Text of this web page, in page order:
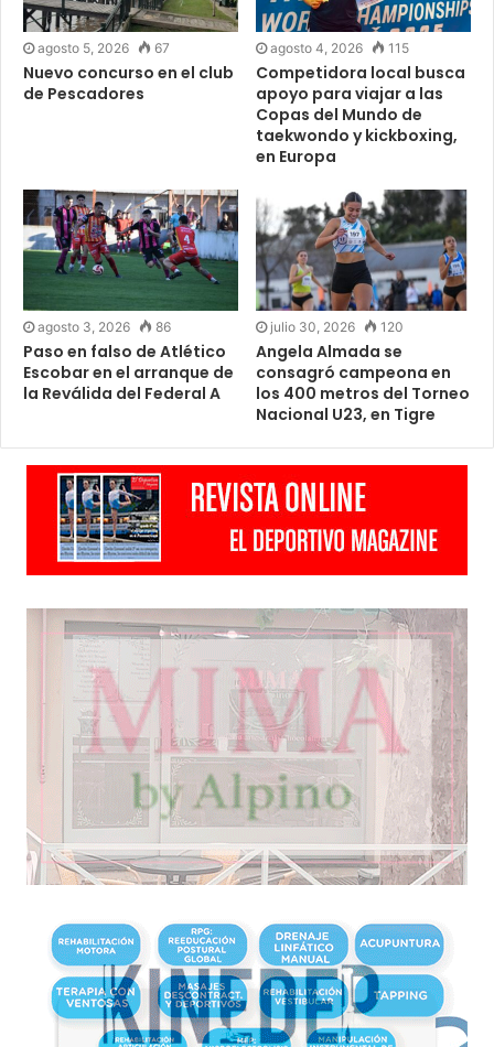
agosto 5, 2026 67
Nuevo concurso en el club
de Pescadores
agosto 4, 2026 115
Competidora local busca
apoyo para viajar a las
Copas del Mundo de
taekwondo y kickboxing,
en Europa
agosto 3, 2026 86
Paso en falso de Atlético
Escobar en el arranque de
la Reválida del Federal A
julio 30, 2026 120
Angela Almada se
consagró campeona en
los 400 metros del Torneo
Nacional U23, en Tigre